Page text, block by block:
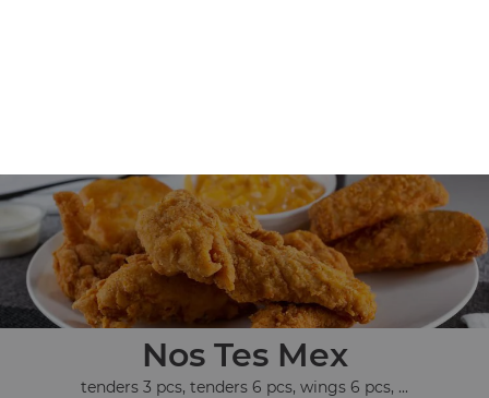
Nos Tes Mex
tenders 3 pcs, tenders 6 pcs, wings 6 pcs, ...